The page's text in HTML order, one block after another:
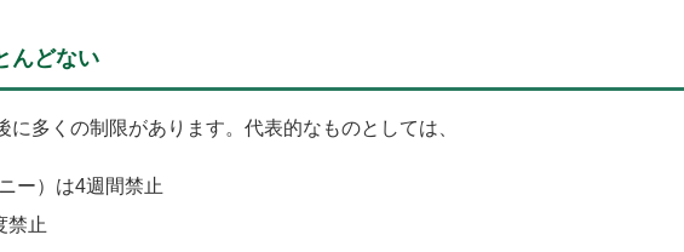
んどない
に多くの制限があります。代表的なものとしては、
ー）は4週間禁止
禁止